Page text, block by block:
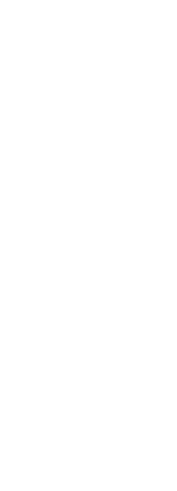
au panier